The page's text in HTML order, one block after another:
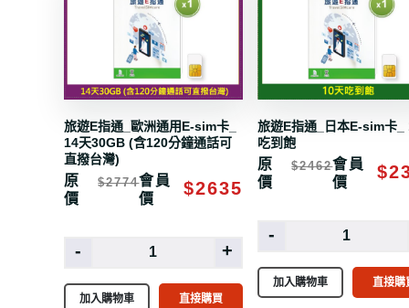
旅遊E指通_歐洲通用E-sim卡_
14天30GB (含120分鐘通話可
直撥台灣)
原
價
$2774會員
價
$2635
- +
加入購物車 直接購買
旅遊E指通_日本E-sim卡_
吃到飽
原
價
$2462會員
價
-
加入購物車 直接購